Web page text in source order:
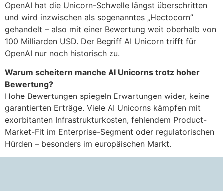
OpenAI hat die Unicorn-Schwelle längst überschritten
und wird inzwischen als sogenanntes „Hectocorn”
gehandelt – also mit einer Bewertung weit oberhalb von
100 Milliarden USD. Der Begriff AI Unicorn trifft für
OpenAI nur noch historisch zu.
Warum scheitern manche AI Unicorns trotz hoher
Bewertung?
Hohe Bewertungen spiegeln Erwartungen wider, keine
garantierten Erträge. Viele AI Unicorns kämpfen mit
exorbitanten Infrastrukturkosten, fehlendem Product-
Market-Fit im Enterprise-Segment oder regulatorischen
Hürden – besonders im europäischen Markt.